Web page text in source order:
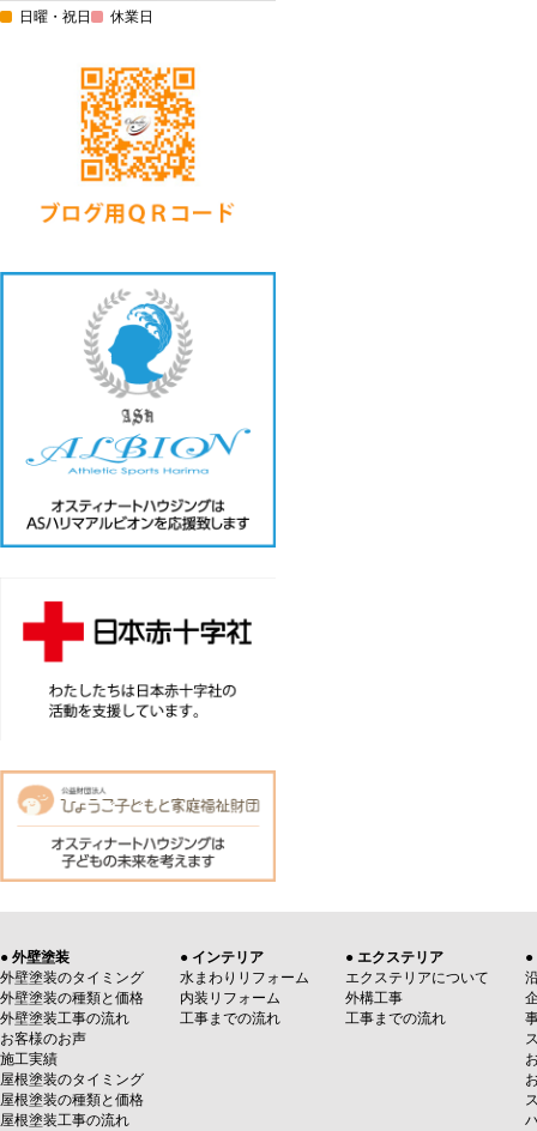
日曜・祝日 休業日
● 外壁塗装
外壁塗装のタイミング
外壁塗装の種類と価格
外壁塗装工事の流れ
お客様のお声
施工実績
屋根塗装のタイミング
屋根塗装の種類と価格
屋根塗装工事の流れ
● インテリア
水まわりリフォーム
内装リフォーム
工事までの流れ
● エクステリア
エクステリアについて
外構工事
工事までの流れ
●